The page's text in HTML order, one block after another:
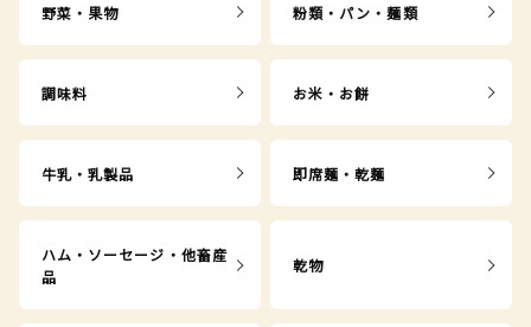
野菜・果物 粉類・パン・麺類
調味料 お米・お餅
牛乳・乳製品 即席麺・乾麺
ハム・ソーセージ・他畜産
品
乾物